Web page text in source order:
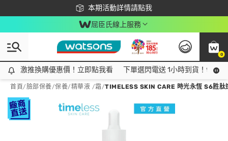
本期活動詳情請點我
下載app最高回饋$350
屈臣氏線上服務
0
激推換購優惠價！立即點我看
激推換購優惠價！立即點我看 下單選閃電送 1小時到貨！領神
首頁/臉部保養/保養/精華液 /霜/TIMELESS SKIN CARE 時光永恆 S6胜肽